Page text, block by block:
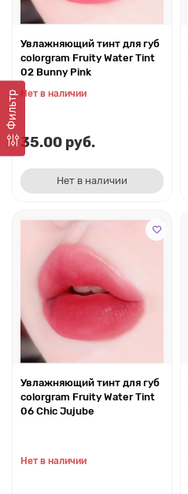
Фильтр
Увлажняющий тинт для губ
colorgram Fruity Water Tint
02 Bunny Pink
Нет в наличии
35.00 руб.
Нет в наличии
Увлажняющий тинт для губ
colorgram Fruity Water Tint
06 Chic Jujube
Нет в наличии